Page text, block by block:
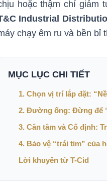
hoặc thậm chí giảm
Industrial
chạy êm ru và bền bỉ
MỤC LỤC CHI TIẾT
1. Chọn vị trí lắp đặt:
2. Đường ống: Đừng để
3. Cân tâm và Cố định:
4. Bảo vệ “trái tim” của
Lời khuyên từ T-Cid